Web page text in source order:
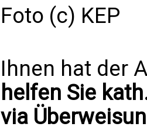
Foto (c) KEP
Ihnen hat der
helfen Sie
via